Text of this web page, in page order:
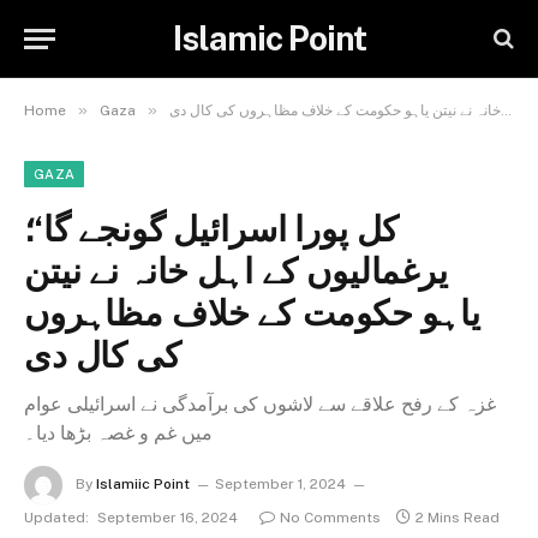
Islamic Point
Home » Gaza » کل پورا اسرائیل گونجے گا‘؛ یرغمالیوں کے اہل خانہ نے نیتن یاہو حکومت کے خلاف مظاہروں کی کال دی
GAZA
کل پورا اسرائیل گونجے گا‘؛
یرغمالیوں کے اہل خانہ نے نیتن
یاہو حکومت کے خلاف مظاہروں
کی کال دی
غزہ کے رفح علاقے سے لاشوں کی برآمدگی نے اسرائیلی عوام
میں غم و غصہ بڑھا دیا۔
By Islamiic Point
September 1, 2024
Updated:
September 16, 2024 No Comments 2 Mins Read